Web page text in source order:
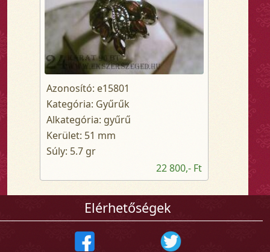
Azonosító: e15801
Kategória: Gyűrűk
Alkategória: gyűrű
Kerület: 51 mm
Súly: 5.7 gr
22 800,- Ft
Elérhetőségek